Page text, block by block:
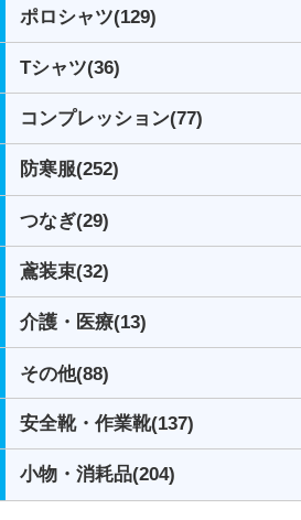
ポロシャツ(129)
Tシャツ(36)
コンプレッション(77)
防寒服(252)
つなぎ(29)
鳶装束(32)
介護・医療(13)
その他(88)
安全靴・作業靴(137)
小物・消耗品(204)